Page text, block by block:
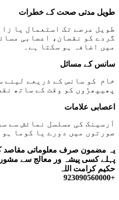
طویل مدتی صحت کے خطرات
طویل عرصے تک استعمال یا
گردے کو نقصان، اعصابی
میں اضافہ ہو سکتا ہے۔
سانس کے مسائل
خام کو سانس کے ذریعے لینے
پھیپھڑوں کو وقت کے ساتھ
اعصابی علامات
آرسینک کی مسلسل نمائش سے
صورتوں میں دورے یا کوما ہو
یہ مضمون صرف معلوماتی مقاصد
پہلے کسی پیشہ ور معالج سے
حکیم کرامت اللہ
+923090560000